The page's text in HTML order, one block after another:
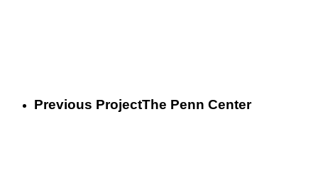
Previous ProjectThe Penn Center